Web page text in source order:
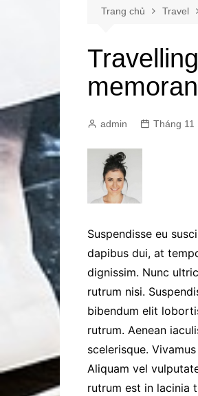
Trang chủ Travel
admin Tháng 11
Suspendisse eu
dapibus dui, at
dignissim. Nunc
rutrum nisi.
bibendum elit
rutrum. Aenean
scelerisque.
Aliquam vel
rutrum est in lacinia